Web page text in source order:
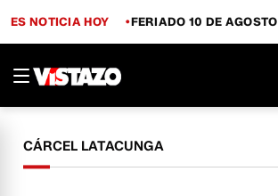
ES NOTICIA HOY FERIADO 10 DE AGOSTO
CÁRCEL LATACUNGA